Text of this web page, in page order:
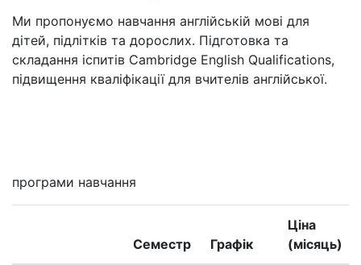
Ми пропонуємо навчання англійській мові для
дітей, підлітків та дорослих. Підготовка та
складання іспитів Cambridge English Qualifications,
підвищення кваліфікації для вчителів англійської.
програми навчання
Семестр Графік
Ціна
(місяць)